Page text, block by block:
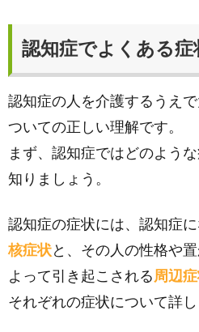
認知症でよくある症
認知症の人を介護するうえ
ついての正しい理解です。
まず、認知症ではどのよう
知りましょう。
認知症の症状には、認知症
核症状と、その人の性格や
よって引き起こされる周辺
それぞれの症状について詳